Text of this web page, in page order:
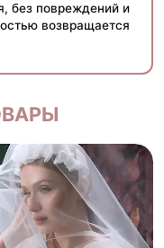
без повреждений и
возвращается